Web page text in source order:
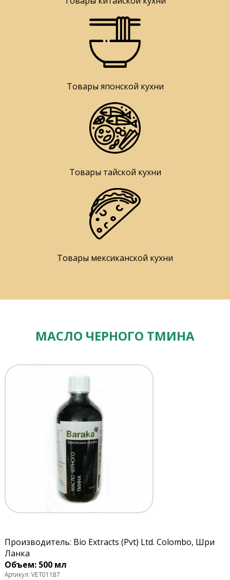
Товары японской кухни
Товары тайской кухни
Товары мексиканской кухни
МАСЛО ЧЕРНОГО ТМИНА
Производитель: Bio Extracts (Pvt) Ltd. Colombo, Шри
Ланка
Объем: 500 мл
Артикул: VET01187